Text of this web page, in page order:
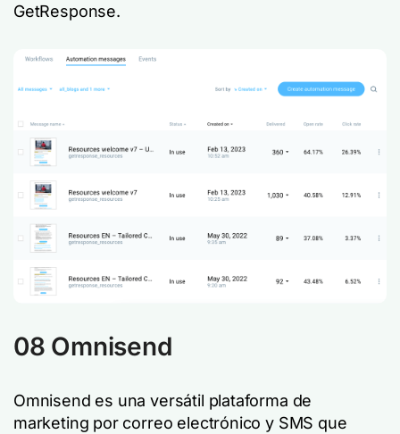
GetResponse.
08 Omnisend
Omnisend es una versátil plataforma de
marketing por correo electrónico y SMS que